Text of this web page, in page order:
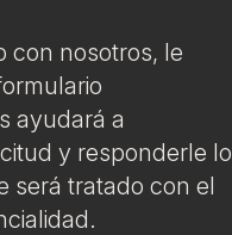
con nosotros, le
ayudará a
y responderle lo
será tratado con el